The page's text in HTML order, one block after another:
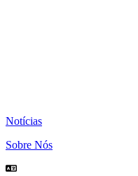
Notícias
Sobre Nós